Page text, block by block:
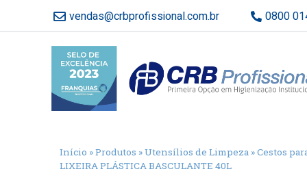
vendas@crbprofissional.com.br 0800
Início »Produtos »Utensílios de Limpeza »Cestos
LIXEIRA PLÁSTICA BASCULANTE 40L